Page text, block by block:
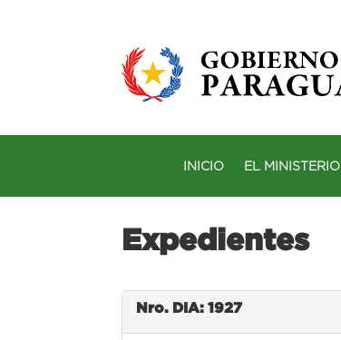
INICIO EL MINISTERIO
Expedientes
Nro. DIA: 1927